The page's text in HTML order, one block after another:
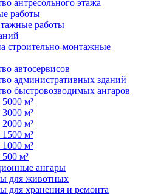
антресольного этажа
работы
работы
строительно-монтажные
автосервисов
административных зданий
быстровозводимых ангаров
м²
м²
м²
м²
м²
м²
ангары
для животных
для хранения и ремонта